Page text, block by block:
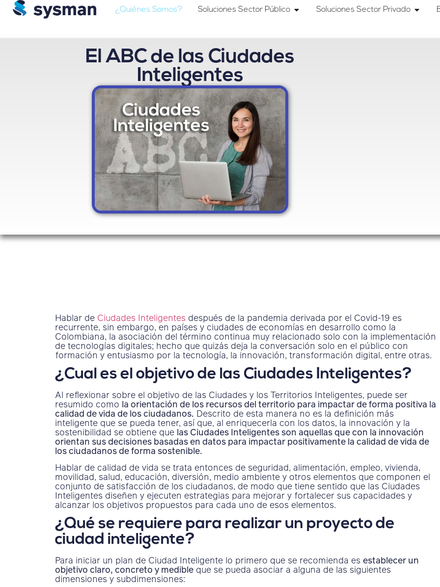
¿Quiénes Somos? Soluciones Sector Público Soluciones Sector Privado
El ABC de las Ciudades
Inteligentes
Hablar de Ciudades Inteligentes después de la pandemia derivada por el Covid-19 es
recurrente, sin embargo, en países y ciudades de economías en desarrollo como la
Colombiana, la asociación del término continua muy relacionado solo con la implementación
de tecnologías digitales; hecho que quizás deja la conversación solo en el público con
formación y entusiasmo por la tecnología, la innovación, transformación digital, entre otras.
¿Cual es el objetivo de las Ciudades Inteligentes?
Al reflexionar sobre el objetivo de las Ciudades y los Territorios Inteligentes, puede ser
resumido como la orientación de los recursos del territorio para impactar de forma positiva la
calidad de vida de los ciudadanos. Descrito de esta manera no es la definición más
inteligente que se pueda tener, así que, al enriquecerla con los datos, la innovación y la
sostenibilidad se obtiene que las Ciudades Inteligentes son aquellas que con la innovación
orientan sus decisiones basadas en datos para impactar positivamente la calidad de vida de
los ciudadanos de forma sostenible.
Hablar de calidad de vida se trata entonces de seguridad, alimentación, empleo, vivienda,
movilidad, salud, educación, diversión, medio ambiente y otros elementos que componen el
conjunto de satisfacción de los ciudadanos, de modo que tiene sentido que las Ciudades
Inteligentes diseñen y ejecuten estrategias para mejorar y fortalecer sus capacidades y
alcanzar los objetivos propuestos para cada uno de esos elementos.
¿Qué se requiere para realizar un proyecto de
ciudad inteligente?
Para iniciar un plan de Ciudad Inteligente lo primero que se recomienda es establecer un
objetivo claro, concreto y medible que se pueda asociar a alguna de las siguientes
dimensiones y subdimensiones: